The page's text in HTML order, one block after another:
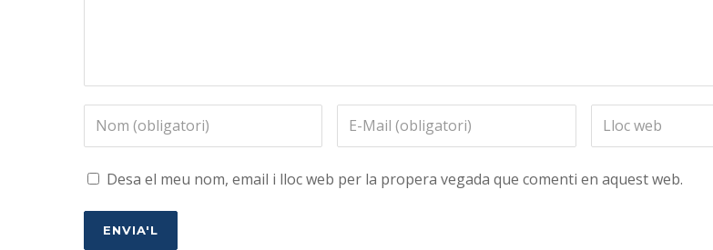
Desa el meu nom, email i lloc web per la propera vegada que comenti en aquest web.